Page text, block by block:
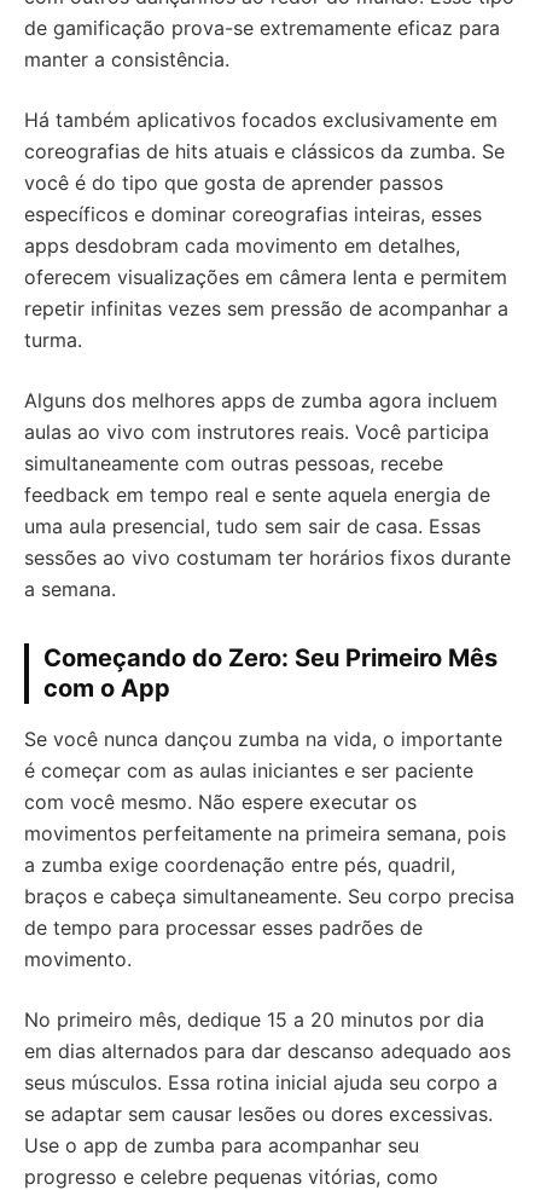
de gamificação prova-se extremamente eficaz para
manter a consistência.
Há também aplicativos focados exclusivamente em
coreografias de hits atuais e clássicos da zumba. Se
você é do tipo que gosta de aprender passos
específicos e dominar coreografias inteiras, esses
apps desdobram cada movimento em detalhes,
oferecem visualizações em câmera lenta e permitem
repetir infinitas vezes sem pressão de acompanhar a
turma.
Alguns dos melhores apps de zumba agora incluem
aulas ao vivo com instrutores reais. Você participa
simultaneamente com outras pessoas, recebe
feedback em tempo real e sente aquela energia de
uma aula presencial, tudo sem sair de casa. Essas
sessões ao vivo costumam ter horários fixos durante
a semana.
Começando do Zero: Seu Primeiro Mês
com o App
Se você nunca dançou zumba na vida, o importante
é começar com as aulas iniciantes e ser paciente
com você mesmo. Não espere executar os
movimentos perfeitamente na primeira semana, pois
a zumba exige coordenação entre pés, quadril,
braços e cabeça simultaneamente. Seu corpo precisa
de tempo para processar esses padrões de
movimento.
No primeiro mês, dedique 15 a 20 minutos por dia
em dias alternados para dar descanso adequado aos
seus músculos. Essa rotina inicial ajuda seu corpo a
se adaptar sem causar lesões ou dores excessivas.
Use o app de zumba para acompanhar seu
progresso e celebre pequenas vitórias, como